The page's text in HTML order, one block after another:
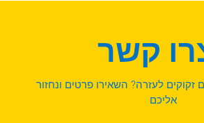
קשר
לעזרה? השאירו פרטים ונחזור
אליכם